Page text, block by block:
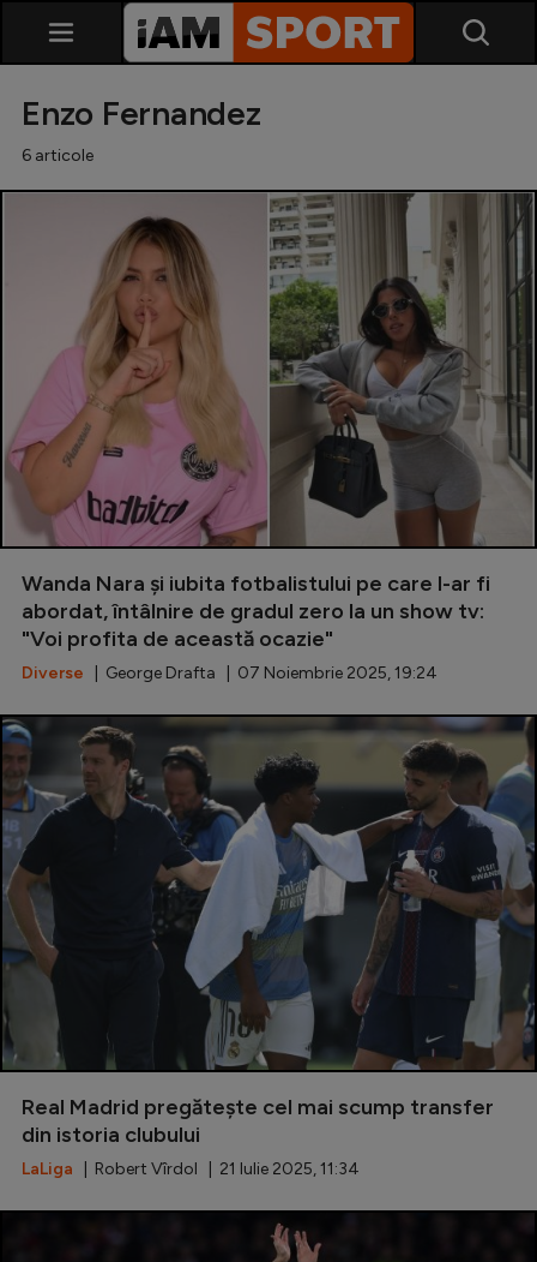
SuperLiga
Liga 2
Cupa României
Echipa Națională
U21
Fotbal feminin
Special
Diverse
Inedit
Clasamente
Champions League
Europa League
Conference League
CM 2026
Premier League
LaLiga
Serie A
Enzo Fernandez
6 articole
Wanda Nara și iubita fotbalistului pe care l-ar fi
abordat, întâlnire de gradul zero la un show tv:
"Voi profita de această ocazie"
Diverse | George Drafta | 07 Noiembrie 2025, 19:24
Real Madrid pregătește cel mai scump transfer
din istoria clubului
LaLiga | Robert Vîrdol | 21 Iulie 2025, 11:34